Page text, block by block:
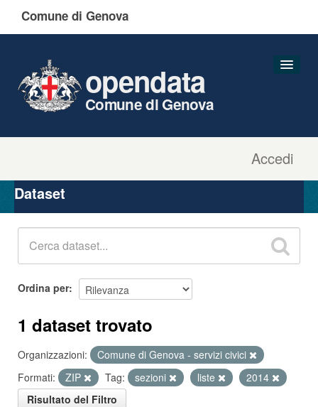
Comune di Genova
Accedi
opendata
Comune di Genova
Organizzazioni
Gruppi
Dataset
Ordina per
1 dataset trovato
Organizzazioni:
Comune di Genova - servizi civici
Formati:
ZIP Tag: sezioni liste
2014
Risultato del Filtro